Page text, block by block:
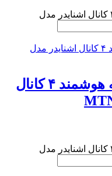
مبدل دیجیتال سنتی به هوشمند ۲ کانال اشنایدر مدل
مبدل دیجیتال سنتی به هوشمند ۴ کانال
مبدل دیجیتال سنتی به هوشمند ۴ کانال اشنایدر مدل